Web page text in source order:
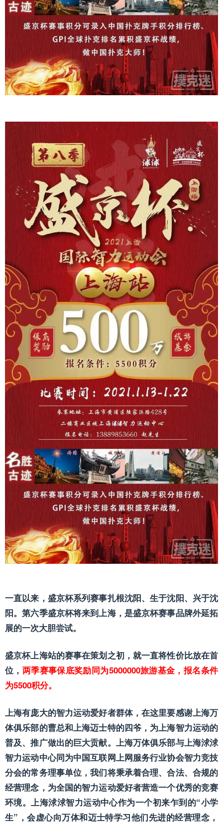
一直以来，盛京杯系列赛事扎根沈阳、生于沈阳、兴于沈
阳。第六季盛京杯将来到上海，是盛京杯赛事品牌外延拓
展的一次大胆尝试。
盛京杯上海站的赛事在策划之初，就一直将性价比放在首
位， 两季赛事保底奖励同为5000000旅游基金，报名条件
为5500积分。
上海有庞大的智力运动爱好者群体，在这里要感谢上海万
体俱乐部的曹总和上海迈士特的四爷，为上海智力运动的
普及、推广做出的巨大贡献。上海万体俱乐部与上海浗浗
智力运动中心同为中国互联网上网服务行业协会智力竞技
分会的常务理事单位，我们将秉承着合理、合法、合规的
经营理念，为全国的智力运动爱好者营造一个优秀的竞赛
环境。上海浗浗智力运动中心作为一个初来乍到的“小学
生”，会虚心向万体和迈士特学习他们先进的经营理念，